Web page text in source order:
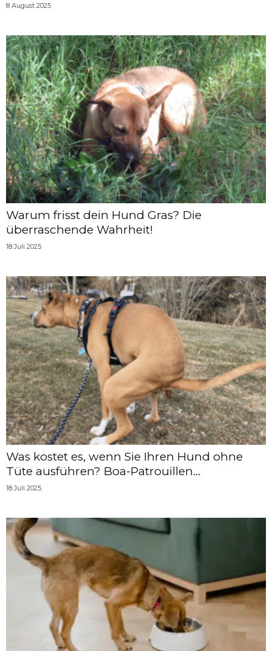
8 August 2025
Warum frisst dein Hund Gras? Die
überraschende Wahrheit!
18 Juli 2025
Was kostet es, wenn Sie Ihren Hund ohne
Tüte ausführen? Boa-Patrouillen...
18 Juli 2025